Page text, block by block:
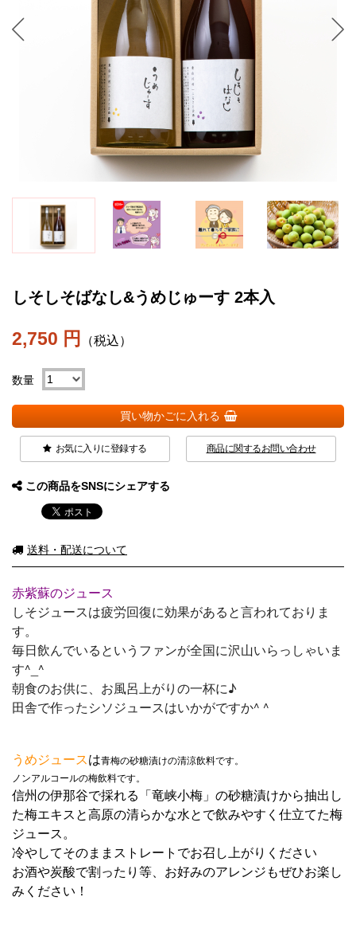
しそしそばなし&うめじゅーす 2本入
2,750 円 （税込）
数量
買い物かごに入れる
お気に入りに登録する 商品に関するお問い合わせ
この商品をSNSにシェアする
送料・配送について
赤紫蘇のジュース
しそジュースは疲労回復に効果があると言われておりま
す。
毎日飲んでいるというファンが全国に沢山いらっしゃいま
す^_^
朝食のお供に、お風呂上がりの一杯に♪
田舎で作ったシソジュースはいかがですか^ ^
うめジュースは青梅の砂糖漬けの清涼飲料です。
ノンアルコールの梅飲料です。
信州の伊那谷で採れる「竜峡小梅」の砂糖漬けから抽出し
た梅エキスと高原の清らかな水とで飲みやすく仕立てた梅
ジュース。
冷やしてそのままストレートでお召し上がりください
お酒や炭酸で割ったり等、お好みのアレンジもぜひお楽し
みください！